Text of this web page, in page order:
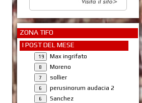
ZONA TIFO
I POST DEL MESE
Max ingrifato
Moreno
sollier
perusinorum audacia 2
Sanchez